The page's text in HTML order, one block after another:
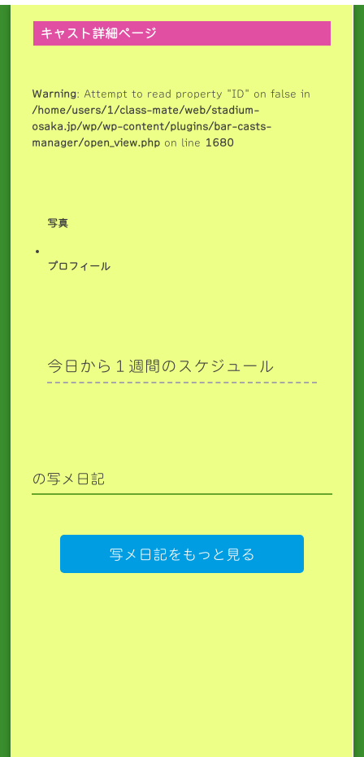
キャスト詳細ページ
Warning: Attempt to read property "ID" on false in
/home/users/1/class-mate/web/stadium-
osaka.jp/wp/wp-content/plugins/bar-casts-
manager/open_view.php on line 1680
写真
プロフィール
今日から１週間のスケジュール
の写メ日記
写メ日記をもっと見る